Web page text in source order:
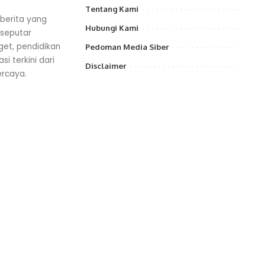
yang
pendidikan
terkini dari
Tentang Kami
Hubungi Kami
Pedoman Media Siber
Disclaimer